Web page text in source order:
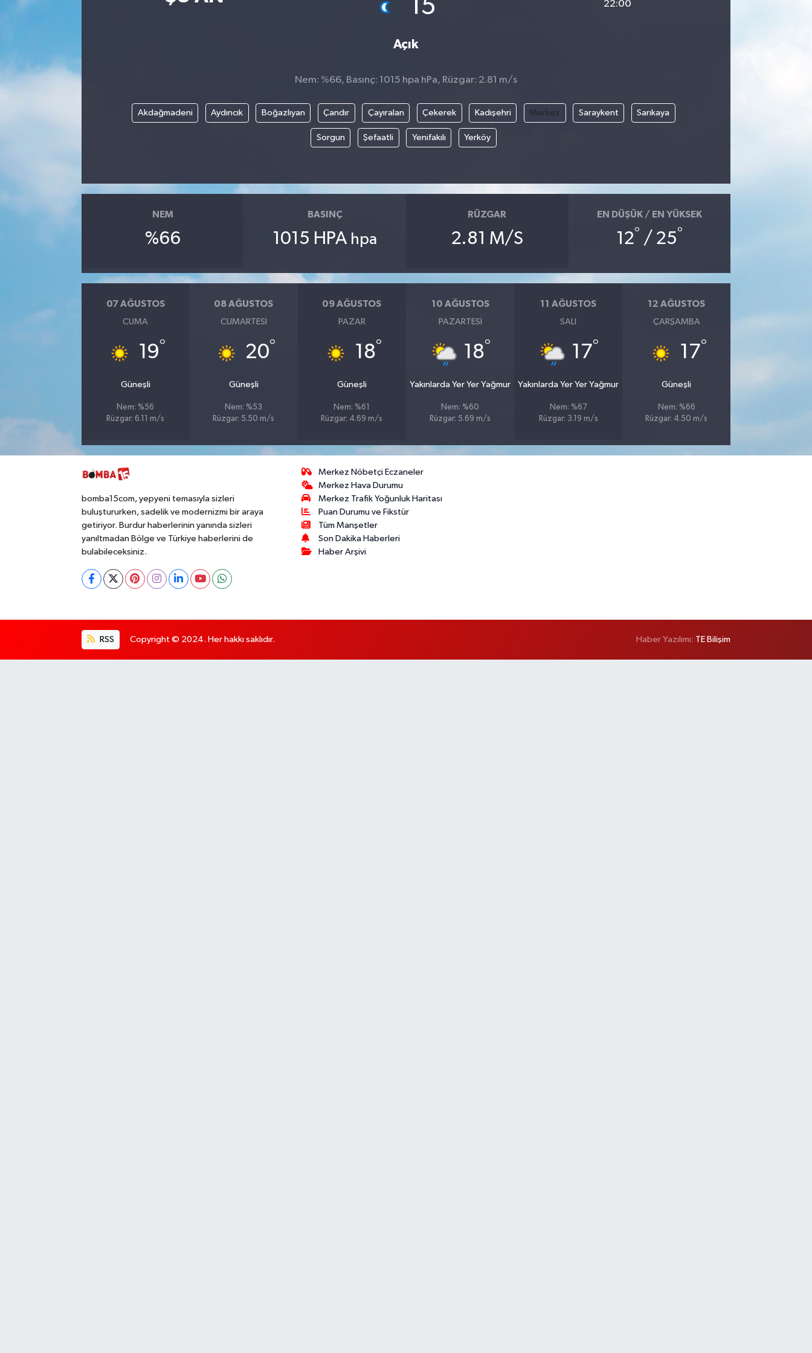
15
Açık
22:00
Nem: %66, Basınç: 1015 hpa hPa, Rüzgar: 2.81 m/s
Akdağmadeni Aydıncık Boğazlıyan Çandır Çayıralan Çekerek Kadışehri Merkez Saraykent Sarıkaya
Sorgun Şefaatli Yenifakılı Yerköy
NEM
%66
BASINÇ
1015 HPA hpa
RÜZGAR
2.81 M/S
EN DÜŞÜK / EN YÜKSEK
12° / 25°
07 AĞUSTOS
CUMA
19°
Güneşli
Nem: %56
Rüzgar: 6.11 m/s
08 AĞUSTOS
CUMARTESI
20°
Güneşli
Nem: %53
Rüzgar: 5.50 m/s
09 AĞUSTOS
PAZAR
18°
Güneşli
Nem: %61
Rüzgar: 4.69 m/s
10 AĞUSTOS
PAZARTESI
18°
Yakınlarda Yer Yer Yağmur
Nem: %60
Rüzgar: 5.69 m/s
11 AĞUSTOS
SALI
17°
Yakınlarda Yer Yer Yağmur
Nem: %67
Rüzgar: 3.19 m/s
12 AĞUSTOS
ÇARŞAMBA
17°
Güneşli
Nem: %66
Rüzgar: 4.50 m/s
bomba15com, yepyeni temasıyla sizleri
buluştururken, sadelik ve modernizmi bir araya
getiriyor. Burdur haberlerinin yanında sizleri
yanıltmadan Bölge ve Türkiye haberlerini de
bulabileceksiniz.
Merkez Nöbetçi Eczaneler
Merkez Hava Durumu
Merkez Trafik Yoğunluk Haritası
Puan Durumu ve Fikstür
Tüm Manşetler
Son Dakika Haberleri
Haber Arşivi
RSS Copyright © 2024. Her hakkı saklıdır. Haber Yazılımı: TE Bilişim